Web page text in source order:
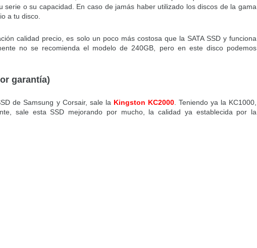
serie o su capacidad. En caso de jamás haber utilizado los discos de la gama
a tu disco.
calidad precio, es solo un poco más costosa que la SATA SSD y funciona
no se recomienda el modelo de 240GB, pero en este disco podemos
garantía)
de Samsung y Corsair, sale la Kingston KC2000. Teniendo ya la KC1000,
sale esta SSD mejorando por mucho, la calidad ya establecida por la